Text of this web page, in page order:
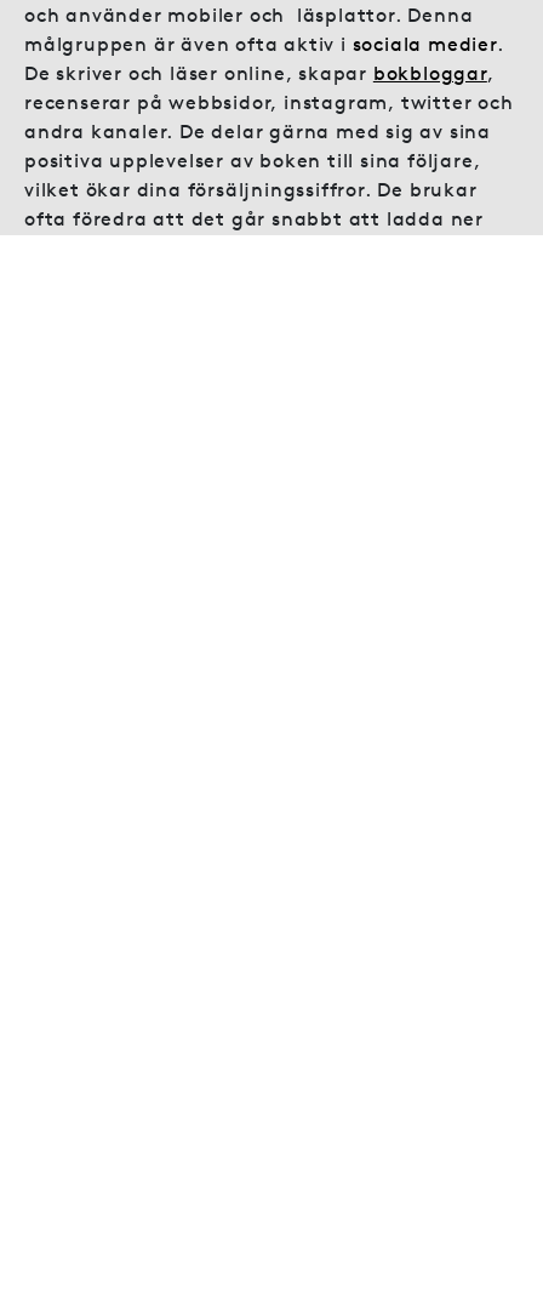
och använder mobiler och läsplattor. Denna
målgruppen är även ofta aktiv i sociala medier.
De skriver och läser online, skapar bokbloggar,
recenserar på webbsidor, instagram, twitter och
andra kanaler. De delar gärna med sig av sina
positiva upplevelser av boken till sina följare,
vilket ökar dina försäljningssiffror. De brukar
ofta föredra att det går snabbt att ladda ner